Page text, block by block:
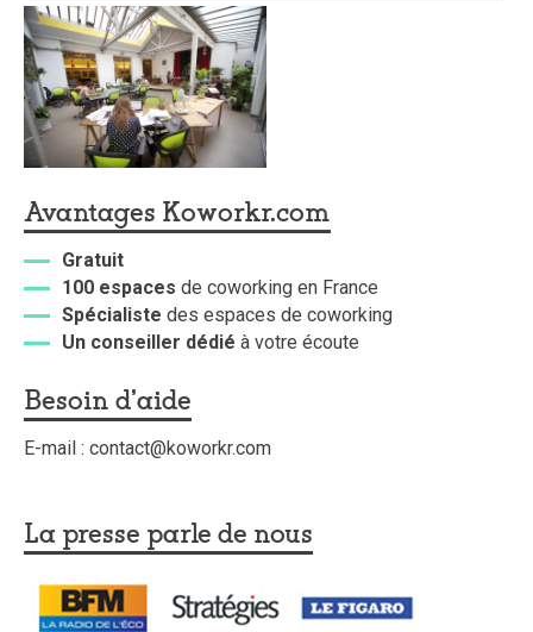
Avantages Koworkr.com
Gratuit
100 espaces de coworking en France
Spécialiste des espaces de coworking
Un conseiller dédié à votre écoute
Besoin d'aide
E-mail : contact@koworkr.com
La presse parle de nous